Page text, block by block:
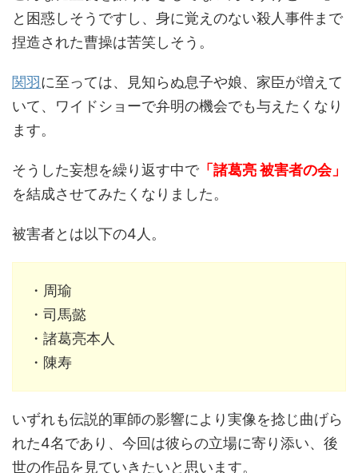
と困惑しそうですし、身に覚えのない殺人事件まで
捏造された曹操は苦笑しそう。
関羽に至っては、見知らぬ息子や娘、家臣が増えて
いて、ワイドショーで弁明の機会でも与えたくなり
ます。
そうした妄想を繰り返す中で「諸葛亮 被害者の会」
を結成させてみたくなりました。
被害者とは以下の4人。
・周瑜
・司馬懿
・諸葛亮本人
・陳寿
いずれも伝説的軍師の影響により実像を捻じ曲げら
れた4名であり、今回は彼らの立場に寄り添い、後
世の作品を見ていきたいと思います。